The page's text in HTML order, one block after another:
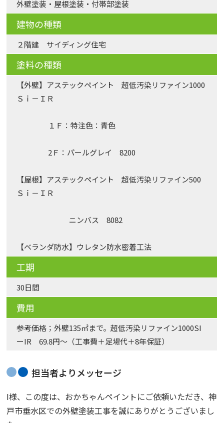
外壁塗装・屋根塗装・付帯部塗装
建物の種類
２階建 サイディング住宅
塗料の種類
【外壁】アステックペイント 超低汚染リファイン1000
Ｓｉ－ＩＲ
１Ｆ：特注色：青色
2Ｆ：パールグレイ 8200
【屋根】アステックペイント 超低汚染リファイン500
Ｓｉ－ＩＲ
ニンバス 8082
【ベランダ防水】ウレタン防水密着工法
工期
30日間
費用
参考価格；外壁135㎡まで。超低汚染リファイン1000SI
ーIR 69.8円～（工事費＋足場代＋8年保証）
担当者よりメッセージ
I様、この度は、おかちゃんペイントにご依頼いただき、神
戸市垂水区での外壁塗装工事を誠にありがとうございまし